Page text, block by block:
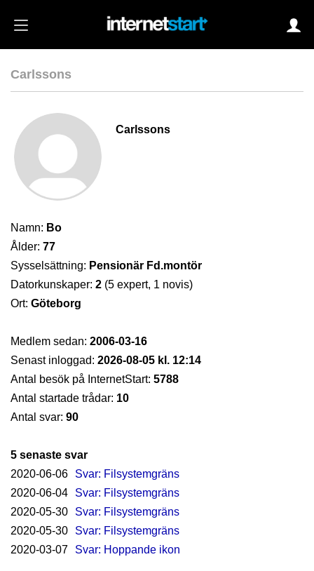
Carlssons
Carlssons
Namn: Bo
Ålder: 77
Sysselsättning: Pensionär Fd.montör
Datorkunskaper: 2 (5 expert, 1 novis)
Ort: Göteborg
Medlem sedan: 2006-03-16
Senast inloggad: 2026-08-05 kl. 12:14
Antal besök på InternetStart: 5788
Antal startade trådar: 10
Antal svar: 90
5 senaste svar
2020-06-06
Svar: Filsystemgräns
2020-06-04
Svar: Filsystemgräns
2020-05-30
Svar: Filsystemgräns
2020-05-30
Svar: Filsystemgräns
2020-03-07
Svar: Hoppande ikon